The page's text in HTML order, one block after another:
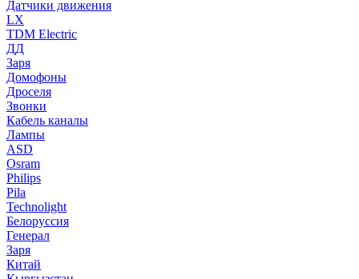
Датчики движения
LX
TDM Electric
ДД
Заря
Домофоны
Дроселя
Звонки
Кабель каналы
Лампы
ASD
Osram
Philips
Pila
Technolight
Белоруссия
Генерал
Заря
Китай